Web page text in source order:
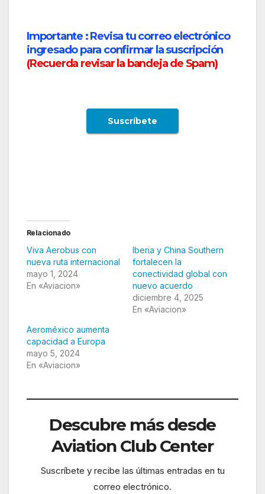
Importante :Revisa tu correo electrónico
ingresado para confirmar la suscripción
(Recuerda revisar la bandeja de Spam)
Relacionado
Viva Aerobus con
nueva ruta internacional
mayo 1, 2024
En «Aviacion»
Iberia y China Southern
fortalecen la
conectividad global con
nuevo acuerdo
diciembre 4, 2025
En «Aviacion»
Aeroméxico aumenta
capacidad a Europa
mayo 5, 2024
En «Aviacion»
Descubre más desde
Aviation Club Center
Suscríbete y recibe las últimas entradas en tu
correo electrónico.